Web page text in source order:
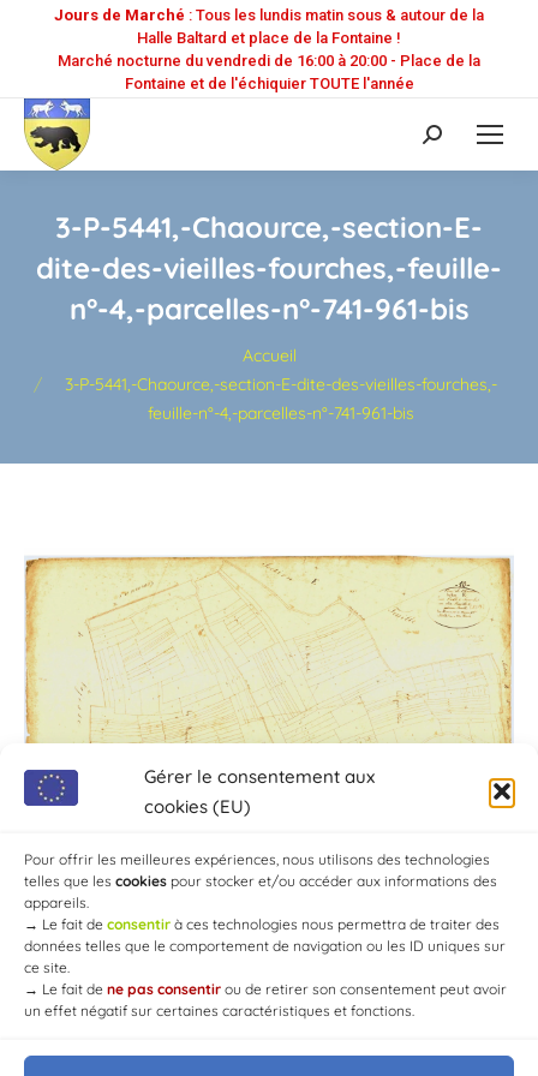
Gérer le consentement aux
cookies (EU)
Pour offrir les meilleures expériences, nous utilisons des technologies
telles que les cookies pour stocker et/ou accéder aux informations des
appareils.
→ Le fait de consentir à ces technologies nous permettra de traiter des
données telles que le comportement de navigation ou les ID uniques sur
ce site.
→ Le fait de ne pas consentir ou de retirer son consentement peut avoir
un effet négatif sur certaines caractéristiques et fonctions.
Jours de Marché : Tous les lundis matin sous & autour de la
Halle Baltard et place de la Fontaine !
Marché nocturne du vendredi de 16:00 à 20:00 - Place de la
Fontaine et de l'échiquier TOUTE l'année
Recherche
:
3-P-5441,-Chaource,-section-E-
dite-des-vieilles-fourches,-feuille-
n°-4,-parcelles-n°-741-961-bis
Accueil
3-P-5441,-Chaource,-section-E-dite-des-vieilles-fourches,-
feuille-n°-4,-parcelles-n°-741-961-bis